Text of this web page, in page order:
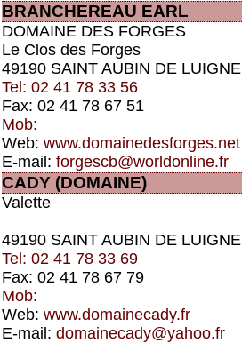
BRANCHEREAU EARL
DOMAINE DES FORGES
Le Clos des Forges
49190 SAINT AUBIN DE LUIGNE
Tel: 02 41 78 33 56
Fax: 02 41 78 67 51
Mob:
Web: www.domainedesforges.net
E-mail: forgescb@worldonline.fr
CADY (DOMAINE)
Valette
49190 SAINT AUBIN DE LUIGNE
Tel: 02 41 78 33 69
Fax: 02 41 78 67 79
Mob:
Web: www.domainecady.fr
E-mail: domainecady@yahoo.fr